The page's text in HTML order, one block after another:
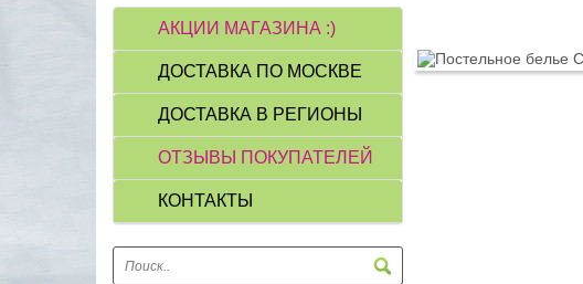
АКЦИИ МАГАЗИНА :)
ДОСТАВКА ПО МОСКВЕ
ДОСТАВКА В РЕГИОНЫ
ОТЗЫВЫ ПОКУПАТЕЛЕЙ
КОНТАКТЫ